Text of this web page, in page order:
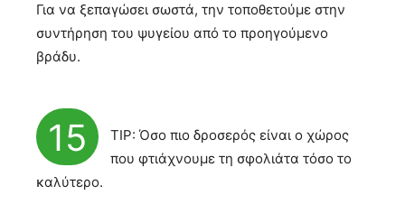
Για να ξεπαγώσει σωστά, την τοποθετούμε στην
συντήρηση του ψυγείου από το προηγούμενο
βράδυ.
15
TIP: Όσο πιο δροσερός είναι ο χώρος
που φτιάχνουμε τη σφολιάτα τόσο το
καλύτερο.